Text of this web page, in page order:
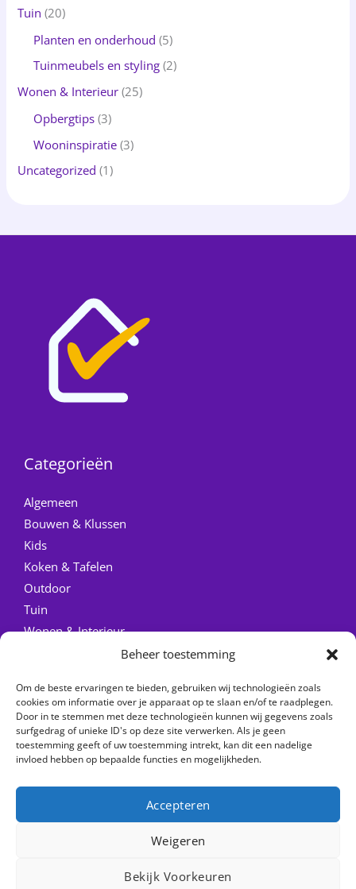
Beheer toestemming
Om de beste ervaringen te bieden, gebruiken wij technologieën zoals
cookies om informatie over je apparaat op te slaan en/of te raadplegen.
Door in te stemmen met deze technologieën kunnen wij gegevens zoals
surfgedrag of unieke ID's op deze site verwerken. Als je geen
toestemming geeft of uw toestemming intrekt, kan dit een nadelige
invloed hebben op bepaalde functies en mogelijkheden.
Accepteren
Weigeren
Bekijk Voorkeuren
Tuin (20)
Planten en onderhoud (5)
Tuinmeubels en styling (2)
Wonen & Interieur (25)
Opbergtips (3)
Wooninspiratie (3)
Uncategorized (1)
Categorieën
Algemeen
Bouwen & Klussen
Kids
Koken & Tafelen
Outdoor
Tuin
Wonen & Interieur
Home
Over ons
Contact
Copyright © 2026 Checkfrank